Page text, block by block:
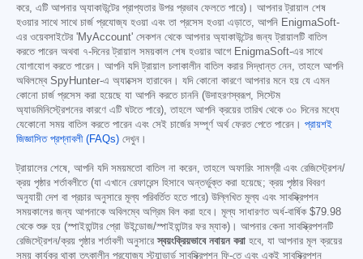
করে, এটি আপনার অ্যাকাউন্টের প্রাপ্যতার উপর প্রভাব ফেলতে পারে)। আপনার ট্রায়াল শেষ
হওয়ার সাথে সাথে চার্জ প্রযোজ্য হওয়া এবং তা প্রসেস হওয়া এড়াতে, আপনি EnigmaSoft-
এর ওয়েবসাইটের 'MyAccount' সেকশন থেকে আপনার অ্যাকাউন্টের জন্য ট্রায়ালটি বাতিল
করতে পারেন অথবা ৭-দিনের ট্রায়াল সময়কাল শেষ হওয়ার আগে EnigmaSoft-এর সাথে
যোগাযোগ করতে পারেন। আপনি যদি ট্রায়াল চলাকালীন বাতিল করার সিদ্ধান্ত নেন, তাহলে আপনি
অবিলম্বে SpyHunter-এ অ্যাক্সেস হারাবেন। যদি কোনো কারণে আপনার মনে হয় যে এমন
কোনো চার্জ প্রসেস করা হয়েছে যা আপনি করতে চাননি (উদাহরণস্বরূপ, সিস্টেম
অ্যাডমিনিস্ট্রেশনের কারণে এটি ঘটতে পারে), তাহলে আপনি ক্রয়ের তারিখ থেকে ৩০ দিনের মধ্যে
যেকোনো সময় বাতিল করতে পারেন এবং সেই চার্জের সম্পূর্ণ অর্থ ফেরত পেতে পারেন। প্রায়শই
জিজ্ঞাসিত প্রশ্নাবলী (FAQs) দেখুন।
ট্রায়ালের শেষে, আপনি যদি সময়মতো বাতিল না করেন, তাহলে অফারিং সামগ্রী এবং রেজিস্ট্রেশন/
ক্রয় পৃষ্ঠার শর্তাবলীতে (যা এখানে রেফারেন্স হিসাবে অন্তর্ভুক্ত করা হয়েছে; ক্রয় পৃষ্ঠার বিবরণ
অনুযায়ী দেশ বা প্রচার অনুসারে মূল্য পরিবর্তিত হতে পারে) উল্লিখিত মূল্য এবং সাবস্ক্রিপশন
সময়কালের জন্য আপনাকে অবিলম্বে অগ্রিম বিল করা হবে। মূল্য সাধারণত অর্ধ-বার্ষিক $79.98
থেকে শুরু হয় (স্পাইহান্টার প্রো উইন্ডোজ/স্পাইহান্টার ফর ম্যাক)। আপনার কেনা সাবস্ক্রিপশনটি
রেজিস্ট্রেশন/ক্রয় পৃষ্ঠার শর্তাবলী অনুসারেস্বয়ংক্রিয়ভাবে নবায়ন করা হবে, যা আপনার মূল ক্রয়ের
সময় কার্যকর থাকা তৎকালীন প্রযোজ্য স্ট্যান্ডার্ড সাবস্ক্রিপশন ফি-তে এবং একই সাবস্ক্রিপশন